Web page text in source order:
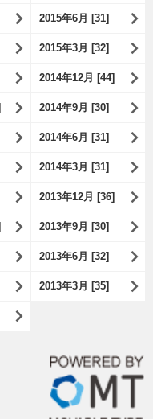
2015年6月 [31]
2015年3月 [32]
2014年12月 [44]
2014年9月 [30]
2014年6月 [31]
2014年3月 [31]
2013年12月 [36]
2013年9月 [30]
2013年6月 [32]
2013年3月 [35]